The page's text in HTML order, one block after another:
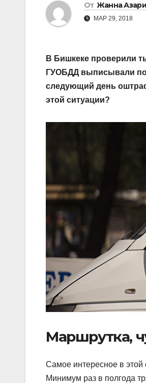
От Жанна
МАР 29, 2018
В Бишкеке проверили
ГУОБДД выписывали
следующий день
этой ситуации?
Маршрутка,
Самое интересное в этой
Минимум раз в полгода